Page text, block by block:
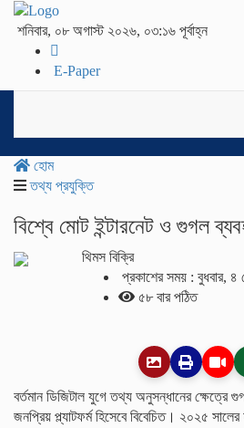
শনিবার, ০৮ অগাস্ট ২০২৬, ০৩:১৬ পূর্বাহ্ন
E-Paper
হোম
তথ্য প্রযুক্তি
বিশ্বে মোট ইন্টারনেট ও গুগল
থিমস বিক্রি
প্রকাশের সময় : বুধবার, ৪
৫৮ বার পঠিত
বর্তমান ডিজিটাল যুগে তথ্য অনুসন্ধানের ক্ষেত্রে
জনপ্রিয় প্ল্যাটফর্ম হিসেবে বিবেচিত। ২০২৫ সালের